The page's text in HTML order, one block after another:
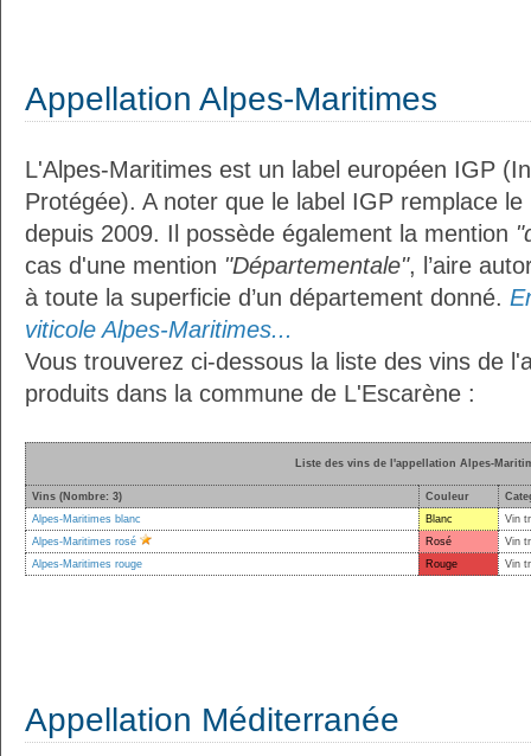
Appellation Alpes-Maritimes
L'Alpes-Maritimes est un label européen IGP
Protégée). A noter que le label IGP remplace
depuis 2009. Il possède également la mention
cas d'une mention "Départementale", l’aire
à toute la superficie d’un département donné.
viticole Alpes-Maritimes...
Vous trouverez ci-dessous la liste des vins de
produits dans la commune de L'Escarène :
Liste des vins de l'appellation Alpes-
Vins (Nombre: 3) Couleur
Alpes-Maritimes blanc
Blanc
Vin
Alpes-Maritimes rosé
Rosé
Vin
Alpes-Maritimes rouge
Rouge Vin
Appellation Méditerranée